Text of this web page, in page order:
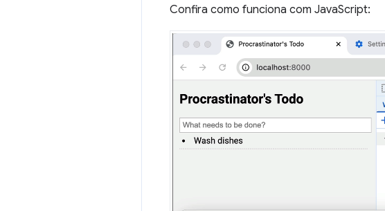
Confira como funciona com JavaScript: